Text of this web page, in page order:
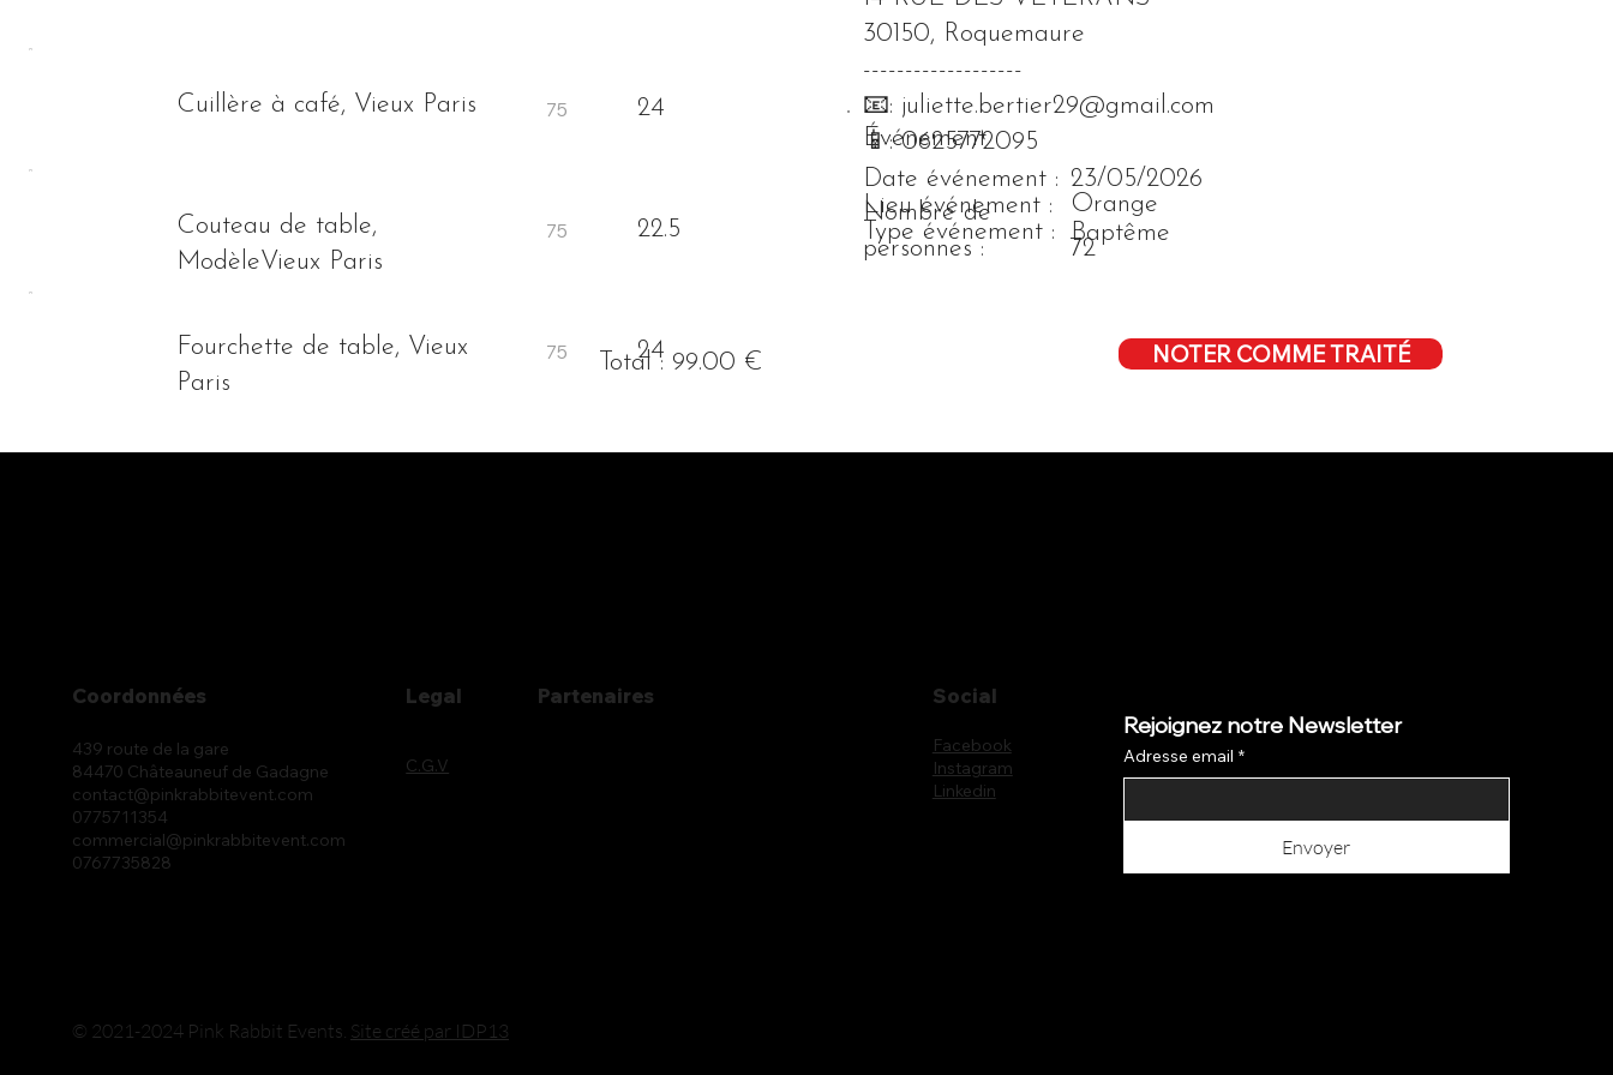
Cuillère à café, Vieux Paris 24
Couteau de table,
ModèleVieux Paris
22.5
Fourchette de table, Vieux
Paris
24
Total : 99.00 € NOTER COMME TRAITÉ
30150, Roquemaure
-------------------
📧: juliette.bertier29@gmail.com
📱: 0625772095
Événement
Nombre de
personnes :
Type événement : Baptême
72
23/05/2026
Date événement :
Orange
Lieu événement :
439 route de la gare
84470 Châteauneuf de Gadagne
contact@pinkrabbitevent.com
0775711354
commercial@pinkrabbitevent.com
0767735828
Coordonnées
C.G.V
Legal Partenaires
Facebook
Instagram
Linkedin
Social
Rejoignez notre Newsletter
Adresse email *
Envoyer
© 2021-2024 Pink Rabbit Events. Site créé par IDP13